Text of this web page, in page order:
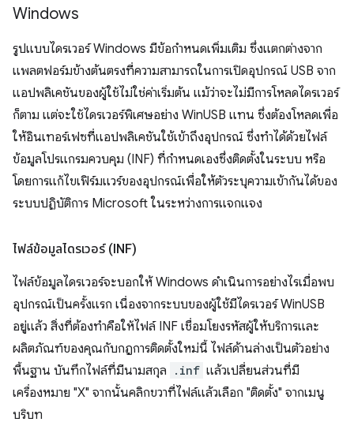
Windows
รูปแบบไดรเวอร์ Windows มีข้อกำหนดเพิ่มเติม ซึ่งแตกต่างจาก
แพลตฟอร์มข้างต้นตรงที่ความสามารถในการเปิดอุปกรณ์ USB จาก
แอปพลิเคชันของผู้ใช้ไม่ใช่ค่าเริ่มต้น แม้ว่าจะไม่มีการโหลดไดรเวอร์
ก็ตาม แต่จะใช้ไดรเวอร์พิเศษอย่าง WinUSB แทน ซึ่งต้องโหลดเพื่อ
ให้อินเทอร์เฟซที่แอปพลิเคชันใช้เข้าถึงอุปกรณ์ ซึ่งทำได้ด้วยไฟล์
ข้อมูลโปรแกรมควบคุม (INF) ที่กําหนดเองซึ่งติดตั้งในระบบ หรือ
โดยการแก้ไขเฟิร์มแวร์ของอุปกรณ์เพื่อให้ตัวระบุความเข้ากันได้ของ
ระบบปฏิบัติการ Microsoft ในระหว่างการแจกแจง
ไฟล์ข้อมูลไดรเวอร์ (INF)
ไฟล์ข้อมูลไดรเวอร์จะบอกให้ Windows ดำเนินการอย่างไรเมื่อพบ
อุปกรณ์เป็นครั้งแรก เนื่องจากระบบของผู้ใช้มีไดรเวอร์ WinUSB
อยู่แล้ว สิ่งที่ต้องทำคือให้ไฟล์ INF เชื่อมโยงรหัสผู้ให้บริการและ
ผลิตภัณฑ์ของคุณกับกฎการติดตั้งใหม่นี้ ไฟล์ด้านล่างเป็นตัวอย่าง
พื้นฐาน บันทึกไฟล์ที่มีนามสกุล
.inf แล้วเปลี่ยนส่วนที่มี
เครื่องหมาย "X" จากนั้นคลิกขวาที่ไฟล์แล้วเลือก "ติดตั้ง" จากเมนู
บริบท